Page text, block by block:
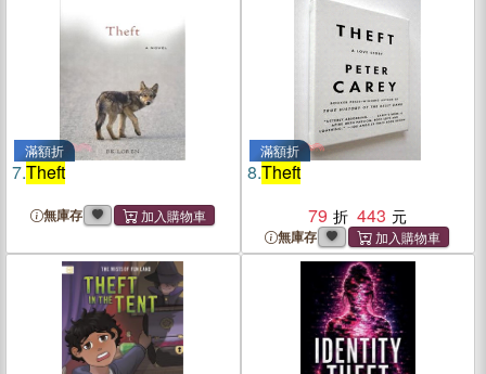
滿額折
7.Theft
無庫存
滿額折
8.Theft
79
443
無庫存